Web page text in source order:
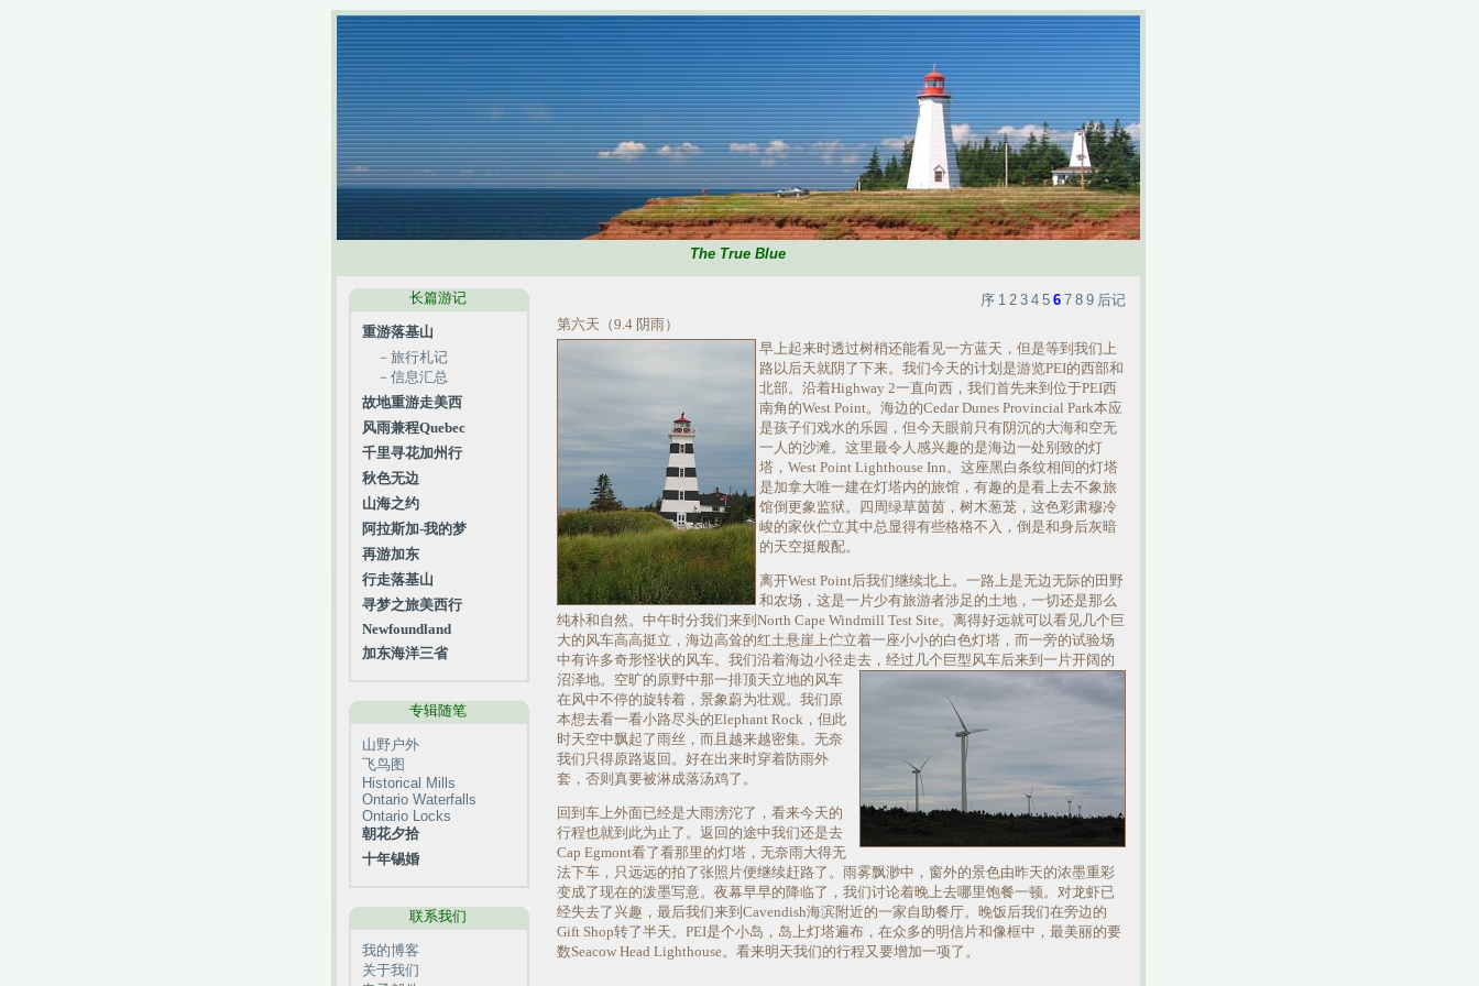
The True Blue
长篇游记
重游落基山
－ 旅行札记
－ 信息汇总
故地重游走美西
风雨兼程Quebec
千里寻花加州行
秋色无边
山海之约
阿拉斯加-我的梦
再游加东
行走落基山
寻梦之旅美西行
Newfoundland
加东海洋三省
专辑随笔
山野户外
飞鸟图
Historical Mills
Ontario Waterfalls
Ontario Locks
朝花夕拾
十年锡婚
联系我们
我的博客
关于我们
序 1 2 3 4 5 6 7 8 9 后记
第六天（9.4 阴雨）
早上起来时透过树梢还能看见一方蓝天， 但是等到我们上
路以后天就阴了下来。我们今天的计划是游览PEI的西部和
北部。沿着Highway 2一直向西，我们首先来到位于PEI西
南角的West Point。海边的Cedar Dunes Provincial Park本应
是孩子们戏水的乐园，但今天眼前只有阴沉的大海和空无
一人的沙滩。这里最令人感兴趣的是海边一处别致的灯
塔，West Point Lighthouse Inn。这座黑白条纹相间的灯塔
是加拿大唯一建在灯塔内的旅馆，有趣的是看上去不象旅
馆倒更象监狱。四周绿草茵茵，树木葱茏，这色彩肃穆冷
峻的家伙伫立其中总显得有些格格不入，倒是和身后灰暗
的天空挺般配。
离开West Point后我们继续北上。一路上是无边无际的田野
和农场，这是一片少有旅游者涉足的土地，一切还是那么
纯朴和自然。中午时分我们来到North Cape Windmill Test Site。离得好远就可以看见几个巨
大的风车高高挺立，海边高耸的红土悬崖上伫立着一座小小的白色灯塔，而一旁的试验场
中有许多奇形怪状的风车。我们沿着海边小径走去，经过几个巨型风车后来到一片开阔的
沼泽地。 空旷的原野中那一排顶天立地的风车
在风中不停的旋转着，景象蔚为壮观。我们原
本想去看一看小路尽头的Elephant Rock，但此
时天空中飘起了雨丝，而且越来越密集。无奈
我们只得原路返回。好在出来时穿着防雨外
套，否则真要被淋成落汤鸡了。
回到车上外面已经是大雨滂沱了，看来今天的
行程也就到此为止了。返回的途中我们还是去
Cap Egmont看了看那里的灯塔，无奈雨大得无
法下车，只远远的拍了张照片便继续赶路了。雨雾飘渺中，窗外的景色由昨天的浓墨重彩
变成了现在的泼墨写意。夜幕早早的降临了，我们讨论着晚上去哪里饱餐一顿。对龙虾已
经失去了兴趣，最后我们来到Cavendish海滨附近的一家自助餐厅。晚饭后我们在旁边的
Gift Shop转了半天。PEI是个小岛，岛上灯塔遍布，在众多的明信片和像框中，最美丽的要
数Seacow Head Lighthouse。看来明天我们的行程又要增加一项了。